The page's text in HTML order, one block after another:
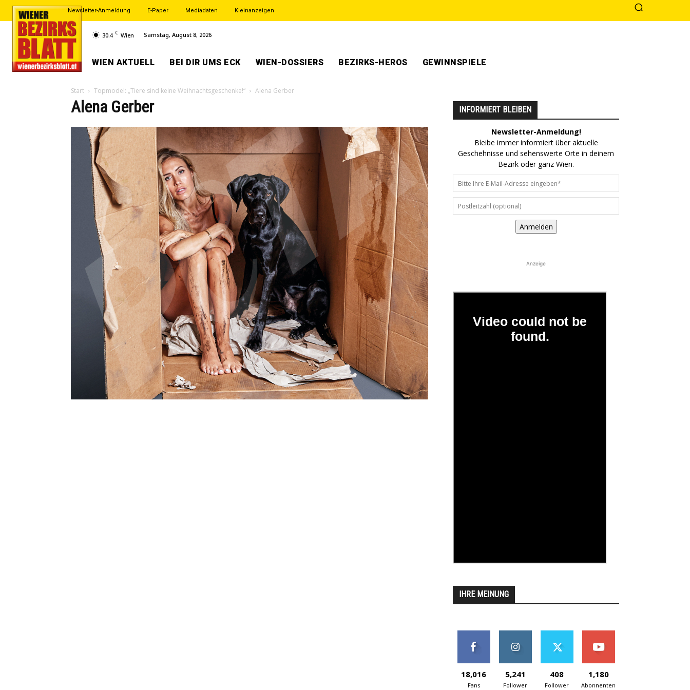
Newsletter-Anmeldung E-Paper Mediadaten Kleinanzeigen
30.4 C Wien Samstag, August 8, 2026
WIEN AKTUELL BEI DIR UMS ECK WIEN-DOSSIERS BEZIRKS-HEROS GEWINNSPIELE
Start Topmodel: „Tiere sind keine Weihnachtsgeschenke!“ Alena Gerber
Alena Gerber INFORMIERT BLEIBEN
Newsletter-Anmeldung!
Bleibe immer informiert über aktuelle
Geschehnisse und sehenswerte Orte in deinem
Bezirk oder ganz Wien.
Anmelden
Anzeige
IHRE MEINUNG
18,016
Fans
5,241
Follower
408
Follower
1,180
Abonnenten